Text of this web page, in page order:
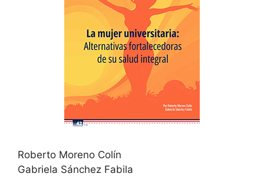
Roberto Moreno Colín
Gabriela Sánchez Fabila